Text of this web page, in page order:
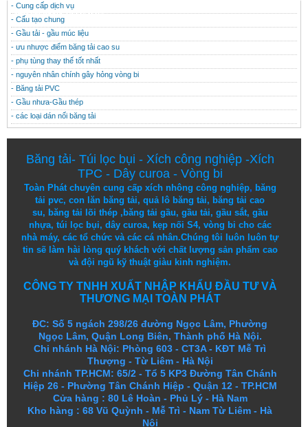
CONTACT
THÔNG TIN HỮU ÍCH
- Cung cấp dịch vụ
- Cấu tạo chung
- Gầu tải - gầu múc liệu
- ưu nhược điểm băng tải cao su
- phụ tùng thay thế tốt nhất
- nguyên nhân chính gây hỏng vòng bi
- Băng tải PVC
- Gầu nhưa-Gầu thép
- các loại dán nối băng tải
Băng tải- Túi lọc bụi - Xích công nghiệp-Xích
TPC - Dây curoa - Vòng bi
Toàn Phát chuyên cung cấp xích nhông công nghiệp, băng
tải pvc,con lăn băng tải,quả lô băng tải, băng tải cao
su, băng tải lõi thép,băng tải gầu, gầu tải, gầu sắt, gầu
nhựa, túi lọc bụi, dây curoa, kẹp nối S4, vòng bi cho các
nhà máy, các tổ chức và các cá nhân.Chúng tôi luôn luôn tự
tin sẽ làm hài lòng quý khách với chất lượng sảnphẩm cao
và đội ngũ kỹ thuật giàu kinh nghiệm.
CÔNG TY TNHH XUẤT NHẬP KHẨU ĐẦU TƯ VÀ
THƯƠNG MẠI TOÀN PHÁT
ĐC: Số 5 ngách 298/26 đường Ngọc Lâm, Phường
Ngọc Lâm, Quận Long Biên, Thành phố Hà Nội.
Chi nhánh Hà Nội: Phòng 603 - CT3A - KĐT Mễ Trì
Thượng - Từ Liêm - Hà Nội
Chi nhánh TP.HCM: 65/2 - Tổ 5 KP3 Đường Tân Chánh
Hiệp 26 - Phường Tân Chánh Hiệp - Quận 12 - TP.HCM
Cửa hàng : 80 Lê Hoàn - Phủ Lý - Hà Nam
Kho hàng :68 Vũ Quỳnh - Mễ Trì - Nam Từ Liêm - Hà
Nội